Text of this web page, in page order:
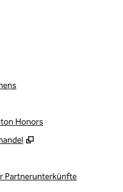
Honors
,
Partnerunterkünfte